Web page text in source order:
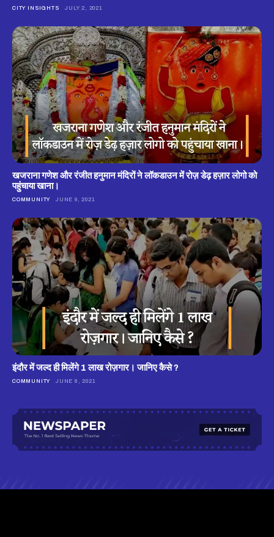
CITY INSIGHTS JULY 2, 2021
खजराना गणेश और रंजीत हनुमान मंदिरों ने लॉकडाउन में रोज़ डेढ़ हज़ार लोगो को
पहुंचाया खाना।
COMMUNITY JUNE 9, 2021
इंदौर में जल्द ही मिलेंगे 1 लाख रोज़गार। जानिए कैसे ?
COMMUNITY JUNE 8, 2021